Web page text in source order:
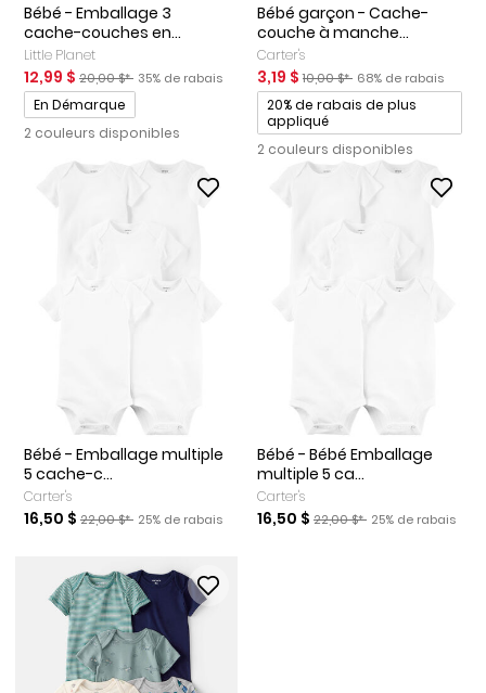
Bébé - Emballage 3
cache-couches en...
Little Planet
Prix de solde
12,99 $ Prix ​​de détail suggéré par le fabricant
20,00 $* Pourcentage de rabais
35% de rabais
Promotions
En Démarque
2 couleurs disponibles
Bébé garçon - Cache-
couche à manche...
Carter's
Prix de solde
3,19 $Prix ​​de détail suggéré par le
10,00 $* Pourcentage de
68% de rabais
Promotions
20% de rabais de plus
appliqué
2 couleurs disponibles
Bébé - Emballage multiple
5 cache-c...
Carter's
Prix de solde
16,50 $ Prix ​​de détail suggéré par le fabricant
22,00 $* Pourcentage de rabais
25% de rabais
Bébé - Bébé Emballage
multiple 5 ca...
Carter's
Prix de solde
16,50 $ Prix ​​de détail suggéré par
22,00 $* Pourcentage de
25% de rabais